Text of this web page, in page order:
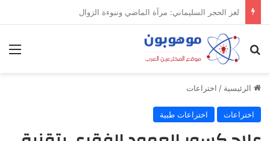
بحث عن
الرئيسية / اختراعات
اختراعات اختراعات طبية